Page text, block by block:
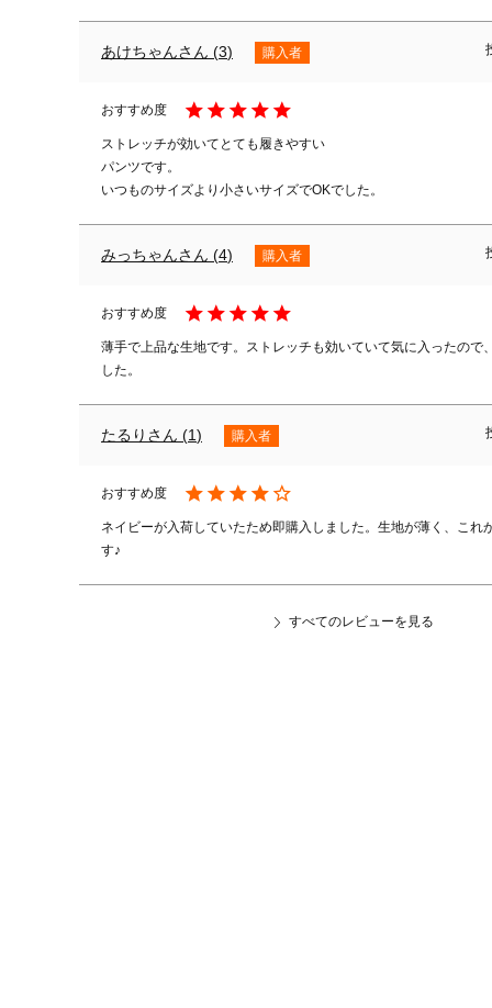
あけちゃん 3 購入者
ストレッチが効いてとても履きやすい
パンツです。
いつものサイズより小さいサイズでOKでした。
みっちゃん 4 購入者
薄手で上品な生地です。ストレッチも効いていて気に入ったので
した。
たるり 1 購入者
ネイビーが入荷していたため即購入しました。生地が薄く、これ
す♪
すべてのレビューを見る